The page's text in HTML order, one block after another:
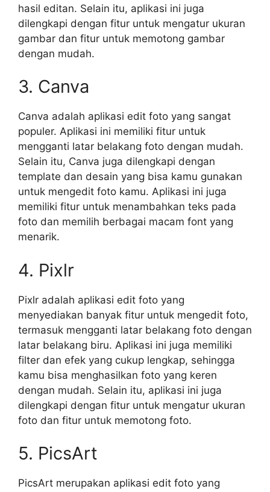
hasil editan. Selain itu, aplikasi ini juga
dilengkapi dengan fitur untuk mengatur ukuran
gambar dan fitur untuk memotong gambar
dengan mudah.
3. Canva
Canva adalah aplikasi edit foto yang sangat
populer. Aplikasi ini memiliki fitur untuk
mengganti latar belakang foto dengan mudah.
Selain itu, Canva juga dilengkapi dengan
template dan desain yang bisa kamu gunakan
untuk mengedit foto kamu. Aplikasi ini juga
memiliki fitur untuk menambahkan teks pada
foto dan memilih berbagai macam font yang
menarik.
4. Pixlr
Pixlr adalah aplikasi edit foto yang
menyediakan banyak fitur untuk mengedit foto,
termasuk mengganti latar belakang foto dengan
latar belakang biru. Aplikasi ini juga memiliki
filter dan efek yang cukup lengkap, sehingga
kamu bisa menghasilkan foto yang keren
dengan mudah. Selain itu, aplikasi ini juga
dilengkapi dengan fitur untuk mengatur ukuran
foto dan fitur untuk memotong foto.
5. PicsArt
PicsArt merupakan aplikasi edit foto yang